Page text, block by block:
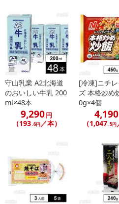
合がございます。
あらかじめご了承いただいた上でお
によるお申込み後のキャンセル・返
【お支払いについて】
※送料はお試し費用に含まれており
※d払い、PayPay、au PAY、au
ンクまとめて支払い、楽天ペイ、メ
Payでお支払いの場合、決済のため
※予約商品は決済手段ごとに定めら
了することがございます。ご了承い
発送日カレンダー
守山乳業 A2北海道
のおいしい牛乳 200
ml×48本
9,290円
（193.6円／本）
[冷凍]ニチ
ズ 本格炒め
0g×4個
4,190
（1,047.5円